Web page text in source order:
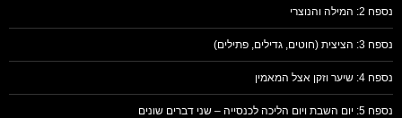
נספח 2: המילה והנוצרי
נספח 3: הציצית (חוטים, גדילים, פתילים)
נספח 4: שיער וזקן אצל המאמין
נספח 5: יום השבת ויום הליכה לכנסייה – שני דברים שונים